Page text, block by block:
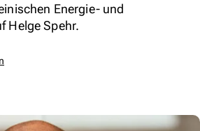
Energie- und
Helge Spehr.